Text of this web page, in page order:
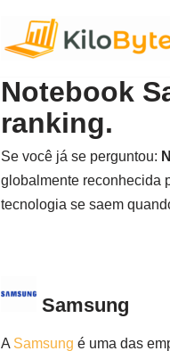
Notebook
ranking.
Se você já se perguntou:
globalmente reconhecida
tecnologia se saem
Samsung
A Samsung é uma das